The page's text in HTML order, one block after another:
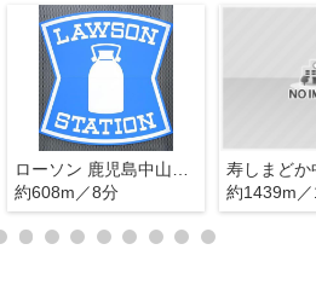
約608m／8分
寿しまどか
約1439m